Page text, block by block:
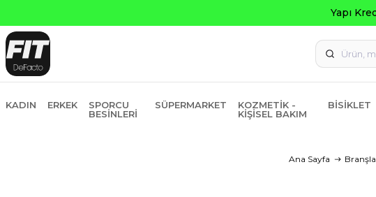
Yapı Kredi ve
KADIN ERKEK
SPORCU
BESINLERI
SÜPERMARKET
KOZMETIK -
KIŞISEL BAKIM
BISIKLET
Ana Sayfa